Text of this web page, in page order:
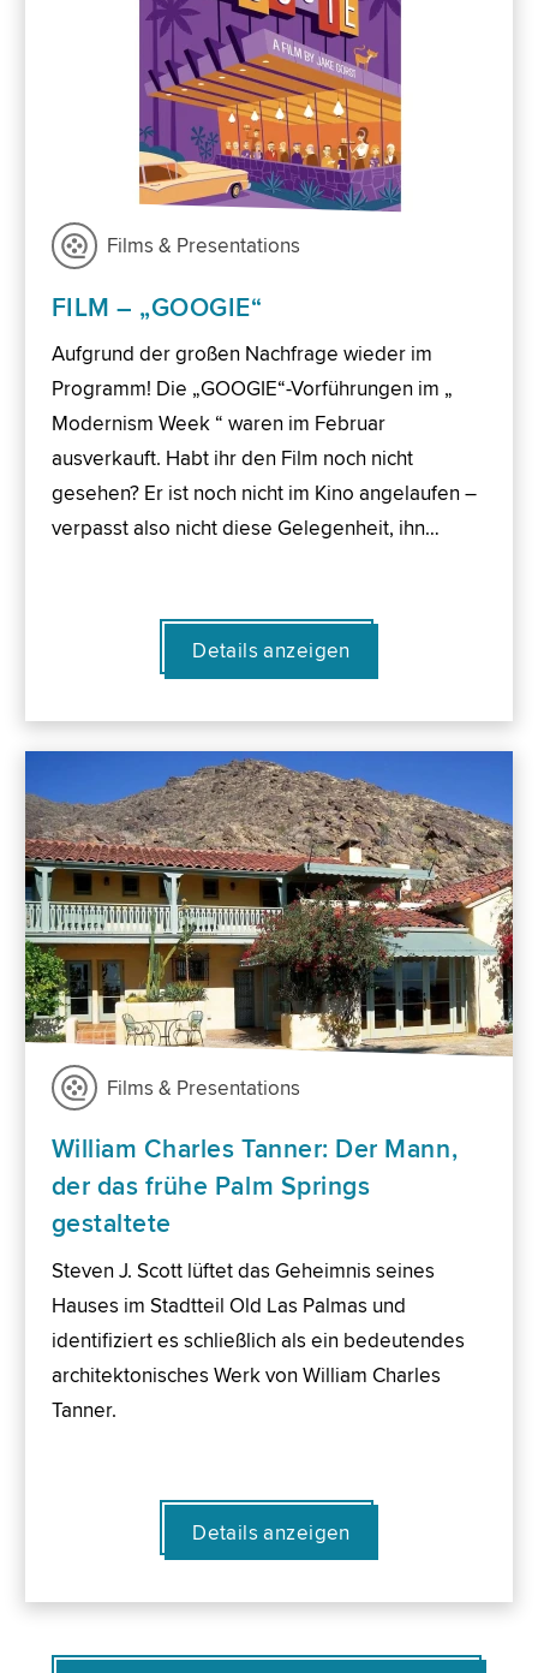
Films & Presentations
FILM – „GOOGIE“
Aufgrund der großen Nachfrage wieder im
Programm! Die „GOOGIE“-Vorführungen im „
Modernism Week “ waren im Februar
ausverkauft. Habt ihr den Film noch nicht
gesehen? Er ist noch nicht im Kino angelaufen –
verpasst also nicht diese Gelegenheit, ihn…
Details anzeigen
Films & Presentations
William Charles Tanner: Der Mann,
der das frühe Palm Springs
gestaltete
Steven J. Scott lüftet das Geheimnis seines
Hauses im Stadtteil Old Las Palmas und
identifiziert es schließlich als ein bedeutendes
architektonisches Werk von William Charles
Tanner.
Details anzeigen